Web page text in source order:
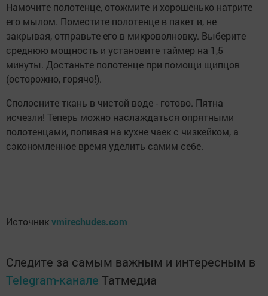
Намочите полотенце, отожмите и хорошенько натрите
его мылом. Поместите полотенце в пакет и, не
закрывая, отправьте его в микроволновку. Выберите
среднюю мощность и установите таймер на 1,5
минуты. Достаньте полотенце при помощи щипцов
(осторожно, горячо!).
Сполосните ткань в чистой воде - готово. Пятна
исчезли! Теперь можно наслаждаться опрятными
полотенцами, попивая на кухне чаек с чизкейком, а
сэкономленное время уделить самим себе.
Источникvmirechudes.com
Следите за самым важным и интересным в
Telegram-канале Татмедиа